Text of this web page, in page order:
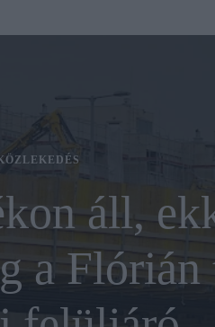
áll,
a Flórián